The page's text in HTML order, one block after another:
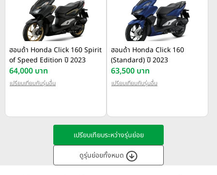
ฮอนด้า Honda Click 160 Spirit
of Speed Edition ปี 2023
64,000 บาท
เปรียบเทียบกับรุ่นอื่น
ฮอนด้า Honda Click 160
(Standard) ปี 2023
63,500 บาท
เปรียบเทียบกับรุ่นอื่น
เปรียบเทียบระหว่างรุ่นย่อย
ดูรุ่นย่อยทั้งหมด